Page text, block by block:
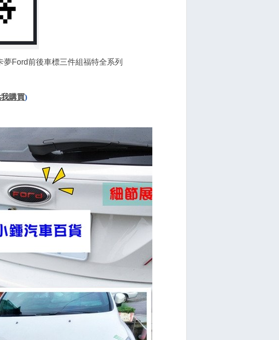
Ford前後車標三件組福特全系列
購買)